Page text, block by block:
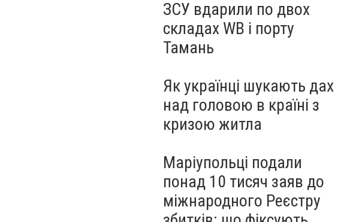
ЗСУ вдарили по двох
складах WB і порту
Тамань
Як українці шукають дах
над головою в країні з
кризою житла
Маріупольці подали
понад 10 тисяч заяв до
міжнародного Реєстру